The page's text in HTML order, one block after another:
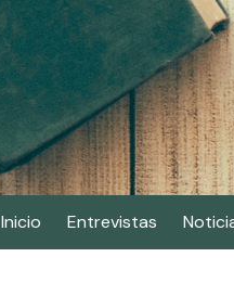
El periódico digital de los
Inicio Entrevistas